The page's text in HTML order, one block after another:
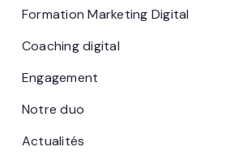
Formation Marketing Digital
Coaching digital
Engagement
Notre duo
Actualités